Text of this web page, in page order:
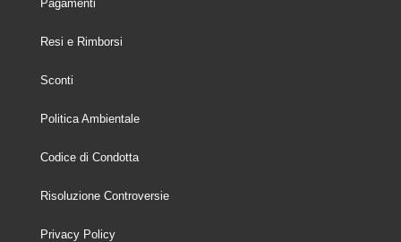
Pagamenti
Resi e Rimborsi
Sconti
Politica Ambientale
Codice di Condotta
Risoluzione Controversie
Privacy Policy